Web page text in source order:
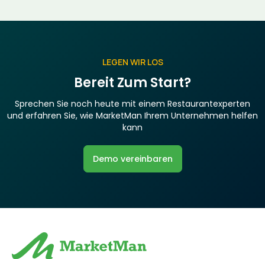
LEGEN WIR LOS
Bereit Zum Start?
Sprechen Sie noch heute mit einem Restaurantexperten
und erfahren Sie, wie MarketMan Ihrem Unternehmen helfen
kann
Demo vereinbaren